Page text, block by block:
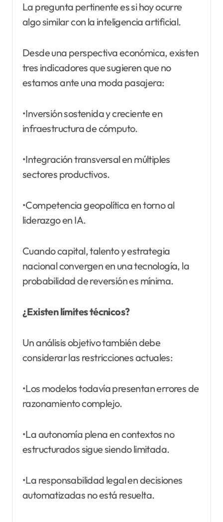
La pregunta pertinente es si hoy ocurre
algo similar con la inteligencia artificial.
Desde una perspectiva económica, existen
tres indicadores que sugieren que no
estamos ante una moda pasajera:
•Inversión sostenida y creciente en
infraestructura de cómputo.
•Integración transversal en múltiples
sectores productivos.
•Competencia geopolítica en torno al
liderazgo en IA.
Cuando capital, talento y estrategia
nacional convergen en una tecnología, la
probabilidad de reversión es mínima.
¿Existen límites técnicos?
Un análisis objetivo también debe
considerar las restricciones actuales:
•Los modelos todavía presentan errores de
razonamiento complejo.
•La autonomía plena en contextos no
estructurados sigue siendo limitada.
•La responsabilidad legal en decisiones
automatizadas no está resuelta.